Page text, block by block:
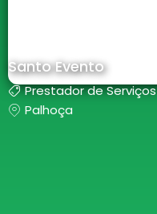
Santo Evento
Prestador de Serviços
Palhoça